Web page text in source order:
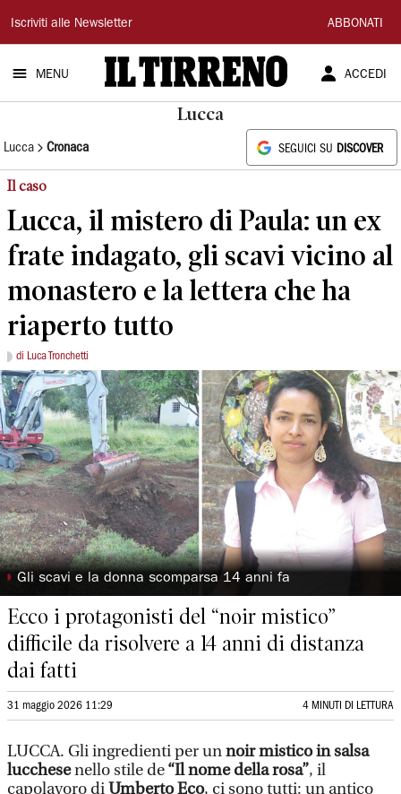
Il
Tirreno
Iscriviti alle Newsletter ABBONATI
MENU ACCEDI
Lucca
Lucca Cronaca SEGUICI SU DISCOVER
Il caso
Lucca, il mistero di Paula: un ex
frate indagato, gli scavi vicino al
monastero e la lettera che ha
riaperto tutto
di Luca Tronchetti
◗ Gli scavi e la donna scomparsa 14 anni fa
Ecco i protagonisti del “noir mistico”
difficile da risolvere a 14 anni di distanza
dai fatti
31 maggio 2026 11:29 4 MINUTI DI LETTURA
LUCCA. Gli ingredienti per unnoir mistico in salsa
lucchesenello stile de“Il nome della rosa”, il
capolavoro diUmberto Eco, ci sono tutti: un antico